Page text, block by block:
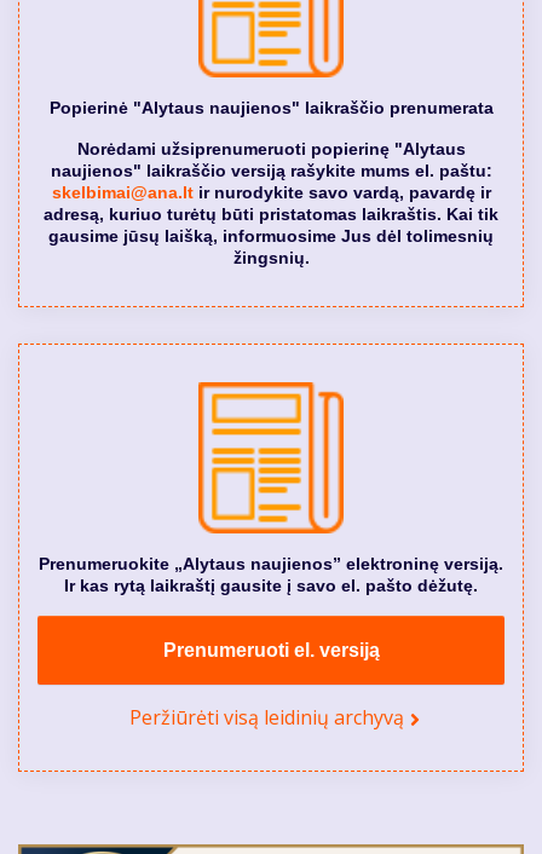
Popierinė "Alytaus naujienos" laikraščio prenumerata
Norėdami užsiprenumeruoti popierinę "Alytaus
naujienos" laikraščio versiją rašykite mums el. paštu:
skelbimai@ana.ltir nurodykite savo vardą, pavardę ir
adresą, kuriuo turėtų būti pristatomas laikraštis. Kai tik
gausime jūsų laišką, informuosime Jus dėl tolimesnių
žingsnių.
Prenumeruokite „Alytaus naujienos” elektroninę versiją.
Ir kas rytą laikraštį gausite į savo el. pašto dėžutę.
Prenumeruoti el. versiją
Peržiūrėti visą leidinių archyvą